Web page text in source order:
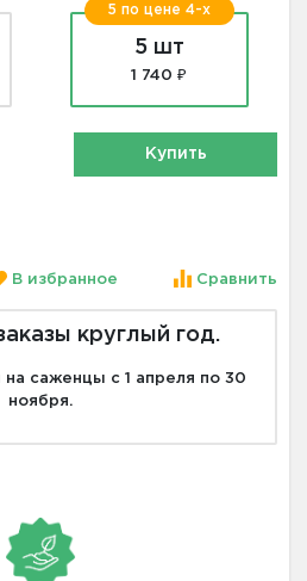
5 по цене 4-х
5 шт
1 740 ₽
Купить
В избранное Сравнить
круглый год.
саженцы с 1 апреля по 30
ноября.